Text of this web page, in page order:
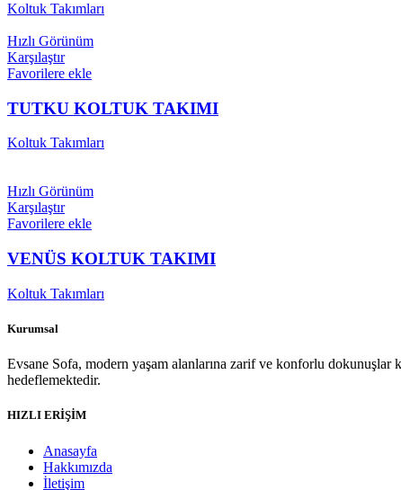
Koltuk Takımları
Hızlı Görünüm
Karşılaştır
Favorilere ekle
TUTKU KOLTUK TAKIMI
Koltuk Takımları
Hızlı Görünüm
Karşılaştır
Favorilere ekle
VENÜS KOLTUK TAKIMI
Koltuk Takımları
Kurumsal
Evsane Sofa, modern yaşam alanlarına zarif ve konforlu
hedeflemektedir.
HIZLI ERİŞİM
Anasayfa
Hakkımızda
İletişim